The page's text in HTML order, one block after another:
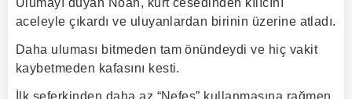
aceleyle çıkardı ve uluyanlardan birinin üzerine atladı.
Daha uluması bitmeden tam önündeydi ve hiç vakit
kaybetmeden kafasını kesti.
İlk seferkinden daha az “Nefes” kullanmasına rağmen,